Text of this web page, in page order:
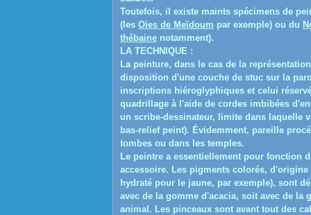
Toutefois, il existe maints spécimens de
(les Oies de Meïdoum par exemple) ou du
thébaine notamment).
LA TECHNIQUE :
La peinture, dans le cas de la
disposition d'une couche de stuc sur la
inscriptions hiéroglyphiques et celui
quadrillage à l'aide de cordes imbibées
un scribe-dessinateur, limite dans laquelle
bas-relief peint). Évidemment, pareille
tombes ou dans les temples.
Le peintre a essentiellement pour fonction
accessoire. Les pigments colorés,
hydraté pour le jaune, par exemple), sont
avec de la gomme d'acacia, soit avec de la
animal. Les pinceaux sont avant tout des